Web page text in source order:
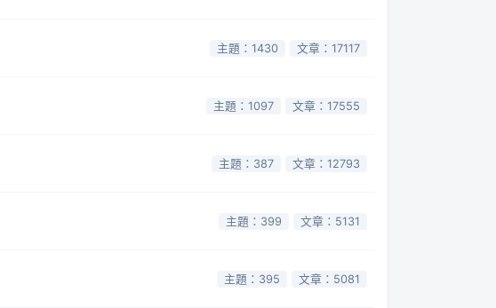
主題：1430 文章：17117
主題：1097 文章：17555
主題：387 文章：12793
主題：399 文章：5131
主題：395 文章：5081